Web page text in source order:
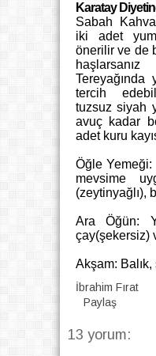
Karatay
Sabah
iki adet
önerilir ve de
Tereyağında
tercih
tuzsuz siyah
avuç kadar
adet kuru
Öğle
mevsime
(zeytinyağlı),
Ara Öğün:
çay(şekersiz)
Akşam: Balık,
İbrahim Fırat
Paylaş
13 yorum: